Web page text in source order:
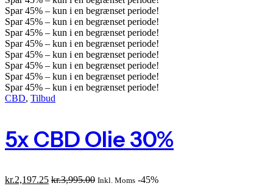
Spar45% – kun i en begrænset periode!
Spar45% – kun i en begrænset periode!
Spar45% – kun i en begrænset periode!
Spar45% – kun i en begrænset periode!
Spar45% – kun i en begrænset periode!
Spar45% – kun i en begrænset periode!
Spar45% – kun i en begrænset periode!
Spar45% – kun i en begrænset periode!
CBD, Tilbud
5x CBD Olie 30%
kr.2,197.25 kr.3,995.00 Inkl. Moms -45%